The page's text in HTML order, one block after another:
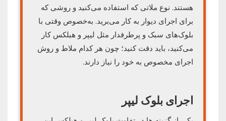
هستند. نوع ملاتی که استفاده می‌کنید و روشی که
برای اجرای دیوار به کار می‌برید. به‌خصوص وقتی با
بلوک‌های سبک و پرطرفدار مثل لیپر و هبلکس کار
می‌کنید، باید دقت کنید؛ چون هر کدام ملاط و روش
اجرای مخصوص به خود را نیاز دارند.
اجرای بلوک لیپر